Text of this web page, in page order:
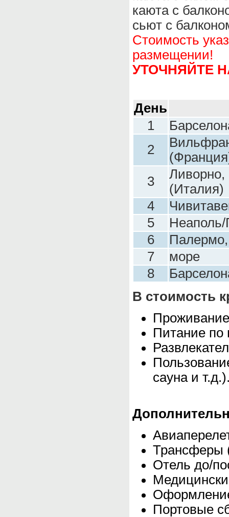
каюта с
сьют с
Стоимость
размещении!
УТОЧНЯЙТЕ
День
1
2
3
(Италия)
4
5
6
7
море
8
В стоимость
Питание по
сауна и
Трансферы
Отель до/
Портовые